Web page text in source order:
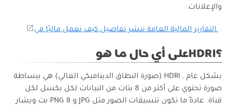
والإعلانات.
. التقارير المالية العامة ننشر تفاصيل كيف نعمل ماليًا في
؟HDRIعلى أي حال ما هو
بشكل عام ، HDRI (صورة النطاق الديناميكي العالي) هي ببساطة
صورة تحتوي على أكثر من 8 بتات من البيانات لكل بكسل لكل
قناة. عادةً ما تكون تنسيقات الصور مثل JPG و PNG 8 بت ويشار